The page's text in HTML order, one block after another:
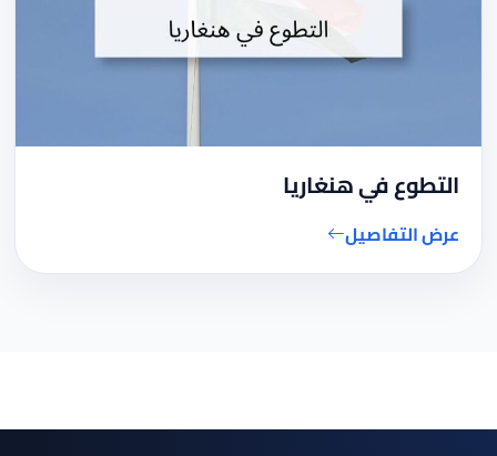
التطوع في هنغاريا
عرض التفاصيل